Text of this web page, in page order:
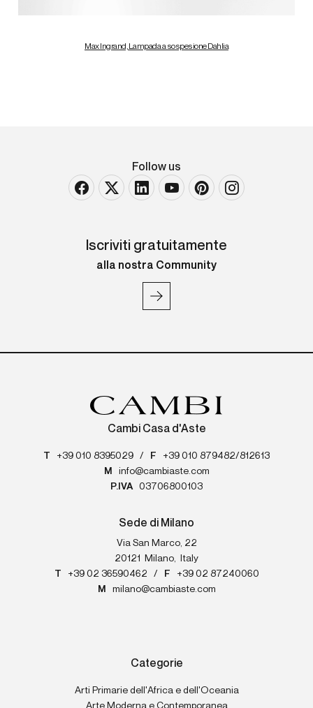
Max Ingrand, Lampada a sospesione Dahlia
Follow us
Iscriviti gratuitamente
alla nostra Community
Cambi Casa d'Aste
T +39 010 8395029 / F
+39 010 879482/812613
M
info@cambiaste.com
P.IVA
03706800103
Sede di Milano
Via San Marco, 22
20121
Milano,
Italy
T
+39 02 36590462 / F
+39 02 87240060
M
milano@cambiaste.com
Categorie
Arti Primarie dell'Africa e dell'Oceania
Arte Moderna e Contemporanea